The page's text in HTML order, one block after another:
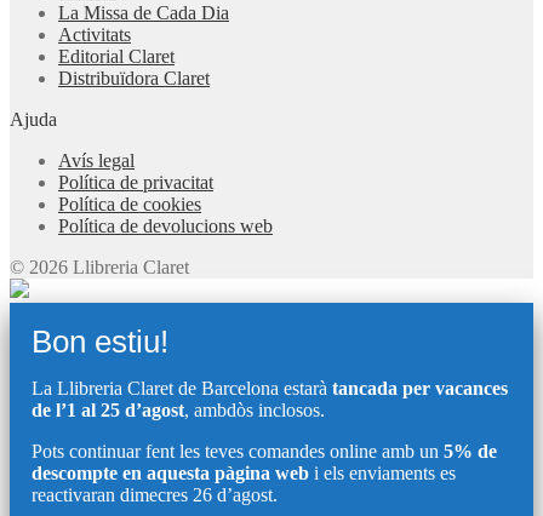
La Missa de Cada Dia
Activitats
Editorial Claret
Distribuïdora Claret
Ajuda
Avís legal
Política de privacitat
Política de cookies
Política de devolucions web
© 2026 Llibreria Claret
Bon estiu!
La Llibreria Claret de Barcelona estarà tancada per vacances
de l’1 al 25 d’agost, ambdòs inclosos.
Pots continuar fent les teves comandes online amb un 5% de
descompte en aquesta pàgina web i els enviaments es
reactivaran dimecres 26 d’agost.